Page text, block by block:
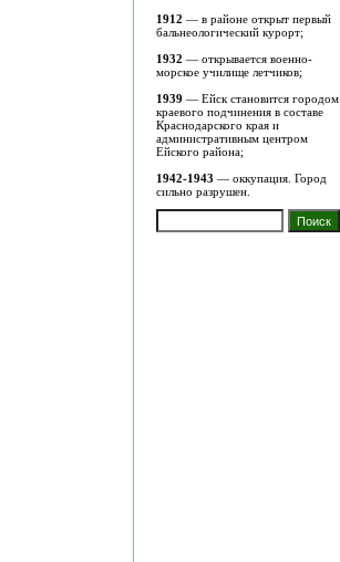
1912 — в районе открыт первый
бальнеологический курорт;
1932 — открывается военно-
морское училище летчиков;
1939 — Ейск становится городом
краевого подчинения в составе
Краснодарского края и
административным центром
Ейского района;
1942-1943 — оккупация. Город
сильно разрушен.